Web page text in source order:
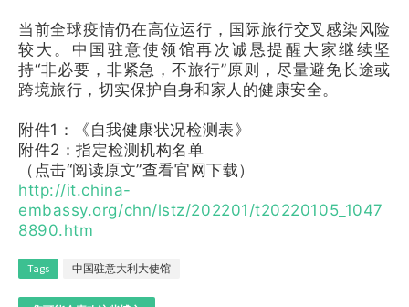
当前全球疫情仍在高位运行，国际旅行交叉感染风险
较大。中国驻意使领馆再次诚恳提醒大家继续坚
持“非必要，非紧急，不旅行”原则，尽量避免长途或
跨境旅行，切实保护自身和家人的健康安全。
附件1：《自我健康状况检测表》
附件2：指定检测机构名单
（点击“阅读原文”查看官网下载）
http://it.china-
embassy.org/chn/lstz/202201/t20220105_1047
8890.htm
Tags 中国驻意大利大使馆